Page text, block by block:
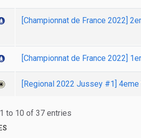
[Championnat de France 2022]
[Championnat de France 2022]
[Regional 2022 Jussey #1] 4eme
to 10 of 37 entries